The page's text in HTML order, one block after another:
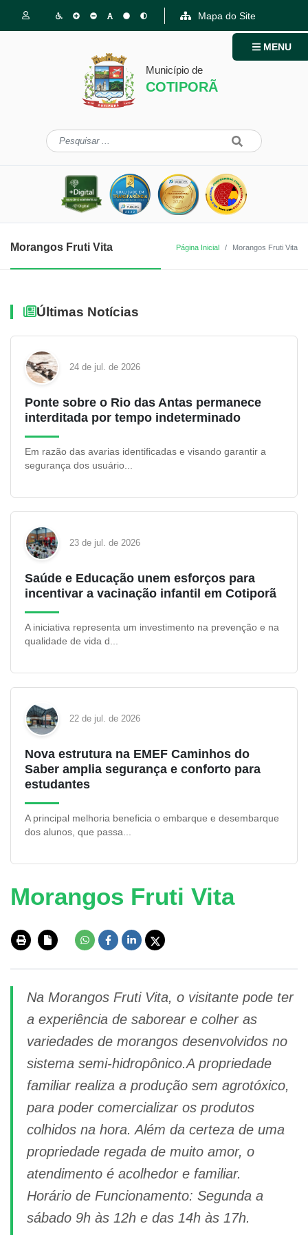
Mapa do Site
Município de
COTIPORÃ
MENU
Morangos Fruti Vita Página Inicial Morangos Fruti Vita
Morangos Fruti Vita
Na Morangos Fruti Vita, o visitante pode ter
a experiência de saborear e colher as
variedades de morangos desenvolvidos no
sistema semi-hidropônico.A propriedade
familiar realiza a produção sem agrotóxico,
para poder comercializar os produtos
colhidos na hora. Além da certeza de uma
propriedade regada de muito amor, o
atendimento é acolhedor e familiar.
Horário de Funcionamento: Segunda a
sábado 9h às 12h e das 14h às 17h.
Últimas Notícias
24 de jul. de 2026
Ponte sobre o Rio das Antas permanece
interditada por tempo indeterminado
Em razão das avarias identificadas e visando garantir a
segurança dos usuário...
23 de jul. de 2026
Saúde e Educação unem esforços para
incentivar a vacinação infantil em Cotiporã
A iniciativa representa um investimento na prevenção e na
qualidade de vida d...
22 de jul. de 2026
Nova estrutura na EMEF Caminhos do
Saber amplia segurança e conforto para
estudantes
A principal melhoria beneficia o embarque e desembarque
dos alunos, que passa...